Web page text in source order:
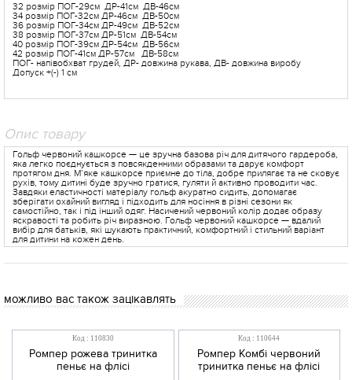
32 розмір ПОГ-29см ДР-41см ДВ-46см
34 розмір ПОГ-32см ДР-46см ДВ-50см
36 розмір ПОГ-34см ДР-49см ДВ-52см
38 розмір ПОГ-37см ДР-51см ДВ-54см
40 розмір ПОГ-39см ДР-54см ДВ-56см
42 розмір ПОГ-41см ДР-57см ДВ-58см
ПОГ- напівобхват грудей, ДР- довжина рукава, ДВ- довжина виробу
Допуск +(-) 1 см
Опис товару
Гольф червоний кашкорсе — це зручна базова річ для дитячого гардероба,
яка легко поєднується з повсякденними образами та дарує комфорт
протягом дня. М’яке кашкорсе приємне до тіла, добре прилягає та не сковує
рухів, тому дитині буде зручно гратися, гуляти й активно проводити час.
Завдяки еластичності матеріалу гольф акуратно сидить, допомагає
зберігати охайний вигляд і підходить для носіння в різні сезони як
самостійно, так і під інший одяг. Насичений червоний колір додає образу
яскравості та робить річ виразною. Гольф червоний кашкорсе — вдалий
вибір для батьків, які шукають практичний, комфортний і стильний варіант
для дитини на кожен день.
можливо вас також зацікавлять
Код : 110830
Ромпер рожева тринитка
пеньє на флісі
Код : 110644
Ромпер Комбі червоний
тринитка пеньє на флісі